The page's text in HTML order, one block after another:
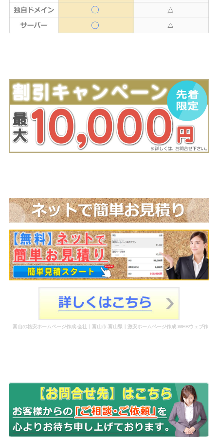
富山の格安ホームページ作成-会社｜富山市-富山県｜激安ホームページ作成-WEBウェブ作